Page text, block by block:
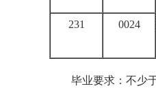
231 0024
毕业要求：不少于